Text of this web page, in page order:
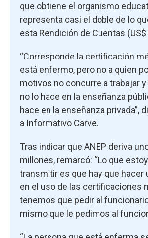
que obtiene el organismo
representa casi el doble de lo
esta Rendición de Cuentas
“Corresponde la certificación
está enfermo, pero no a quien
motivos no concurre a trabajar
no lo hace en la enseñanza
hace en la enseñanza privada”,
a Informativo Carve.
Tras indicar que ANEP deriva
millones, remarcó: “Lo que
transmitir es que hay que hacer
en el uso de las certificaciones
tenemos que pedir al
mismo que le pedimos al